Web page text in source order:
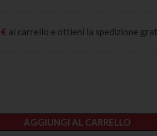
€ al carrello e ottieni la spedizione
AGGIUNGI AL CARRELLO